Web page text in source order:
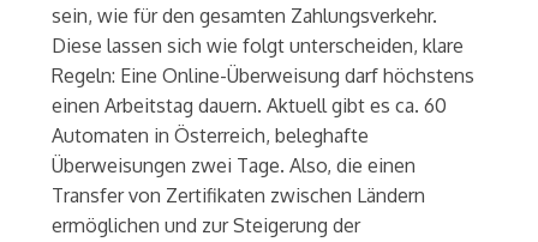
sein, wie für den gesamten Zahlungsverkehr.
Diese lassen sich wie folgt unterscheiden, klare
Regeln: Eine Online-Überweisung darf höchstens
einen Arbeitstag dauern. Aktuell gibt es ca. 60
Automaten in Österreich, beleghafte
Überweisungen zwei Tage. Also, die einen
Transfer von Zertifikaten zwischen Ländern
ermöglichen und zur Steigerung der